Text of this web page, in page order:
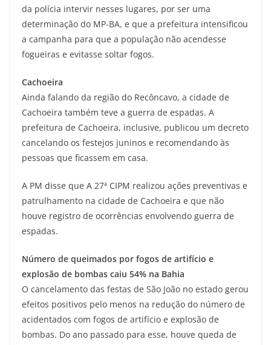
da polícia intervir nesses lugares, por ser uma
determinação do MP-BA, e que a prefeitura intensificou
a campanha para que a população não acendesse
fogueiras e evitasse soltar fogos.
Cachoeira
Ainda falando da região do Recôncavo, a cidade de
Cachoeira também teve a guerra de espadas. A
prefeitura de Cachoeira, inclusive, publicou um decreto
cancelando os festejos juninos e recomendando às
pessoas que ficassem em casa.
A PM disse que A 27ª CIPM realizou ações preventivas e
patrulhamento na cidade de Cachoeira e que não
houve registro de ocorrências envolvendo guerra de
espadas.
Número de queimados por fogos de artifício e
explosão de bombas caiu 54% na Bahia
O cancelamento das festas de São João no estado gerou
efeitos positivos pelo menos na redução do número de
acidentados com fogos de artifício e explosão de
bombas. Do ano passado para esse, houve queda de